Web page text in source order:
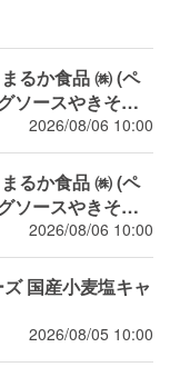
2026/08/06 10:00
2026/08/06 10:00
2026/08/05 10:00